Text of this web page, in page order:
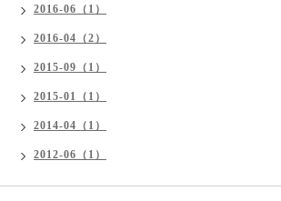
2016-06（1）
2016-04（2）
2015-09（1）
2015-01（1）
2014-04（1）
2012-06（1）